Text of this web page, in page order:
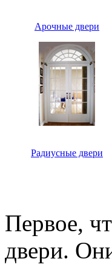
Арочные двери
Радиусные двери
Первое,
двери.